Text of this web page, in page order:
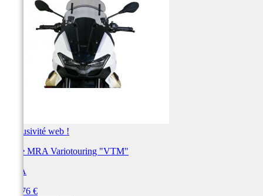
Exclusivité web !
Bulle MRA Variotouring "VTM"
MRA
191,76 €